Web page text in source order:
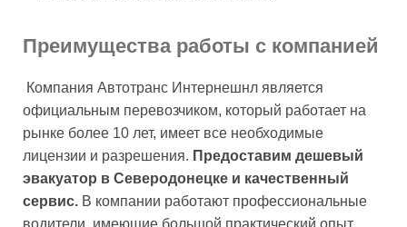
Преимущества работы с компанией
Компания Автотранс Интернешнл является
официальным перевозчиком, который работает на
рынке более 10 лет, имеет все необходимые
лицензии и разрешения. Предоставим дешевый
эвакуатор в Северодонецке и качественный
сервис. В компании работают профессиональные
водители, имеющие большой практический опыт